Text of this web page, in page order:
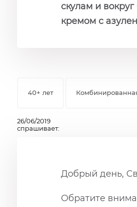
скулам и
кремом с
40+ лет
26/06/2019
спрашивает:
Добрый день,
Обратите